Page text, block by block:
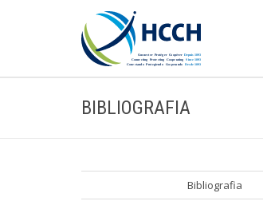
BIBLIOGRAFIA
Bibliografia